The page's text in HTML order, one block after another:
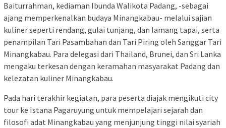
Baiturrahman, kediaman Ibunda Walikota Padang, -sebagai
ajang memperkenalkan budaya Minangkabau- melalui sajian
kuliner seperti rendang, gulai tunjang, dan lamang tapai, serta
penampilan Tari Pasambahan dan Tari Piring oleh Sanggar Tari
Minangkabau. Para delegasi dari Thailand, Brunei, dan Sri Lanka
mengaku terkesan dengan keramahan masyarakat Padang dan
kelezatan kuliner Minangkabau.
Pada hari terakhir kegiatan, para peserta diajak mengikuti city
tour ke Istana Pagaruyung untuk mempelajari sejarah dan
filosofi adat Minangkabau yang menjunjung tinggi nilai syariah